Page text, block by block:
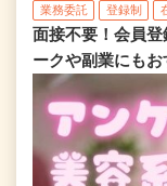
業務委託 登録制
面接不要！会員
ークや副業にもお